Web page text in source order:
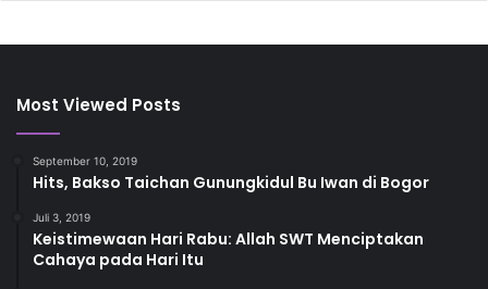
Most Viewed Posts
September 10, 2019
Hits, Bakso Taichan Gunungkidul Bu Iwan di Bogor
Juli 3, 2019
Keistimewaan Hari Rabu: Allah SWT Menciptakan
Cahaya pada Hari Itu